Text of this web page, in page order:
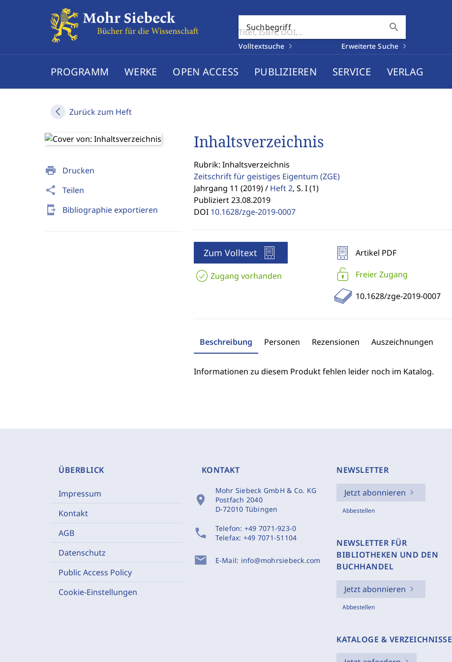
Suchbegriff search
Volltextsuche Erweiterte Suche
PROGRAMM WERKE OPEN ACCESS PUBLIZIEREN SERVICE VERLAG
Zurück zum Heft
print Drucken
share Teilen
send_to_mobile Bibliographie exportieren
Inhaltsverzeichnis
Rubrik: Inhaltsverzeichnis
Zeitschrift für geistiges Eigentum (ZGE)
Jahrgang 11 (2019) / Heft 2, S. I (1)
Publiziert 23.08.2019
DOI 10.1628/zge-2019-0007
Zum Volltext
Zugang vorhanden
Artikel PDF
Freier Zugang
10.1628/zge-2019-0007
Beschreibung Personen Rezensionen Auszeichnungen
Informationen zu diesem Produkt fehlen leider noch im Katalog.
ÜBERBLICK
Impressum
Kontakt
AGB
Datenschutz
Public Access Policy
Cookie-Einstellungen
KONTAKT
location_on
Mohr Siebeck GmbH & Co. KG
Postfach 2040
D-72010 Tübingen
phone Telefon: +49 7071-923-0
Telefax: +49 7071-51104
mail E-Mail: info@mohrsiebeck.com
NEWSLETTER
Jetzt abonnieren
Abbestellen
NEWSLETTER FÜR
BIBLIOTHEKEN UND DEN
BUCHHANDEL
Jetzt abonnieren
Abbestellen
KATALOGE & VERZEICHNISSE